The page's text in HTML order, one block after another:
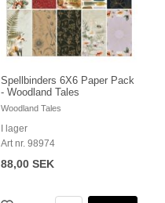
Spellbinders 6X6 Paper Pack
- Woodland Tales
Woodland Tales
I lager
Art nr. 98974
88,00 SEK